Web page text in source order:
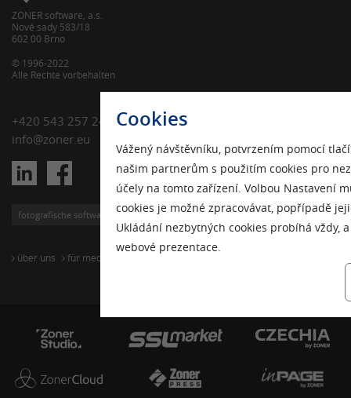
Cookies
Vážený návštěvníku, potvrzením pomocí
našim partnerům s použitím cookies pro
účely na tomto zařízení. Volbou Nastavení
cookies je možné zpracovávat, popřípadě
Ukládání nezbytných cookies probíhá vždy,
webové prezentace.
ZONER software, a.s.
Nové sady 583/18
602 00 Brno
© 1996-2022
Alle Rechte vorbehalten
+420 543 257 244
info@zoner.eu
fotografische software internetdienste online-sicherheit verlag
über uns für medien für investoren